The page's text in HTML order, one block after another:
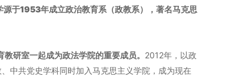
源于1953年成立政治教育系（政教系），著名马克思
研室一起成为政法学院的重要成员。 2012年，以政
中共党史学科同时加入马克思主义学院，成为现在